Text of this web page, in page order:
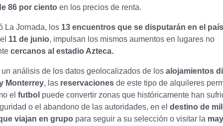
86 por ciento en los precios de renta.
La Jornada, los 13 encuentros que se disputarán en el país
11 de junio, impulsan los mismos aumentos en lugares no
cercanos al estadio Azteca.
análisis de los datos geolocalizados de los alojamientos
Monterrey, las reservaciones de este tipo de alquileres
el futbol puede convertir zonas que históricamente han
o el abandono de las autoridades, en el destino de
viajan en grupo para seguir a su selección o visitar la